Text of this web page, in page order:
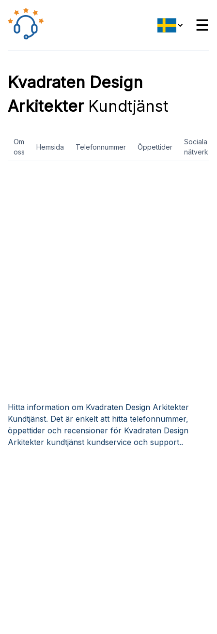
☰
Kvadraten Design
ArkitekterKundtjänst
Om
oss
Hemsida Telefonnummer Öppettider
Sociala
nätverk
Hitta information om Kvadraten Design Arkitekter
Kundtjänst. Det är enkelt att hitta telefonnummer,
öppettider och recensioner för Kvadraten Design
Arkitekter kundtjänst kundservice och support..